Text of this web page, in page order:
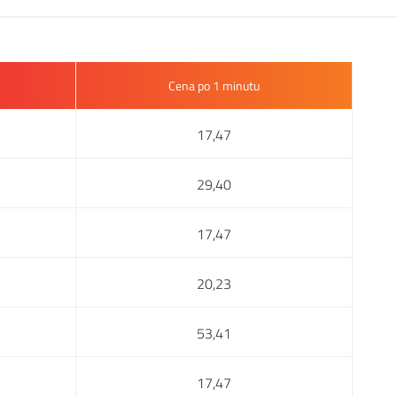
Cena po 1 minutu
17,47
29,40
17,47
20,23
53,41
17,47